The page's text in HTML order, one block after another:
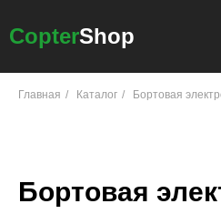
CopterShop
Главная / Каталог / Бортовая
Бортовая